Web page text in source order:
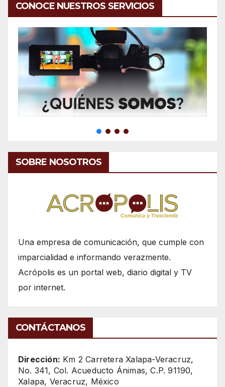
CONOCE NUESTROS SERVICIOS
SOBRE NOSOTROS
Una empresa de comunicación, que cumple con
imparcialidad e informando verazmente.
Acrópolis es un portal web, diario digital y TV
por internet.
CONTÁCTANOS
Dirección: Km 2 Carretera Xalapa-Veracruz,
No. 341, Col. Acueducto Ánimas, C.P. 91190,
Xalapa, Veracruz, México